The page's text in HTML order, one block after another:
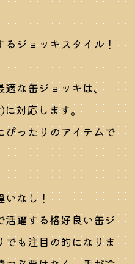
ジョッキスタイル！
適な缶ジョッキは、
対応します。
ぴったりのアイテムで
なし！
活躍する格好良い缶ジ
でも注目の的になりま